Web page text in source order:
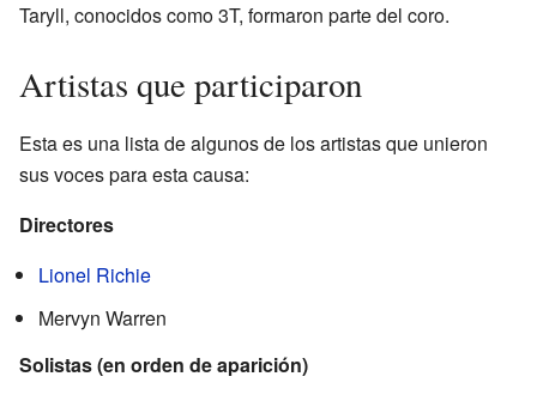
Taryll, conocidos como 3T, formaron parte del coro.
Artistas que participaron
Esta es una lista de algunos de los artistas que unieron
sus voces para esta causa:
Directores
Lionel Richie
Mervyn Warren
Solistas (en orden de aparición)